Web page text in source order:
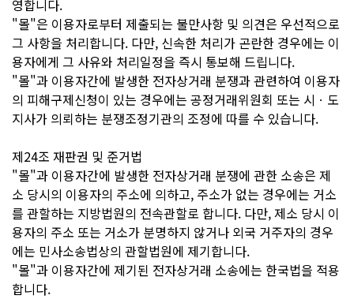
영합니다.
"몰"은 이용자로부터 제출되는 불만사항 및 의견은 우선적으로
그 사항을 처리합니다. 다만, 신속한 처리가 곤란한 경우에는 이
용자에게 그 사유와 처리일정을 즉시 통보해 드립니다.
"몰"과 이용자간에 발생한 전자상거래 분쟁과 관련하여 이용자
의 피해구제신청이 있는 경우에는 공정거래위원회 또는 시ㆍ도
지사가 의뢰하는 분쟁조정기관의 조정에 따를 수 있습니다.
제24조 재판권 및 준거법
"몰"과 이용자간에 발생한 전자상거래 분쟁에 관한 소송은 제
소 당시의 이용자의 주소에 의하고, 주소가 없는 경우에는 거소
를 관할하는 지방법원의 전속관할로 합니다. 다만, 제소 당시 이
용자의 주소 또는 거소가 분명하지 않거나 외국 거주자의 경우
에는 민사소송법상의 관할법원에 제기합니다.
"몰"과 이용자간에 제기된 전자상거래 소송에는 한국법을 적용
합니다.